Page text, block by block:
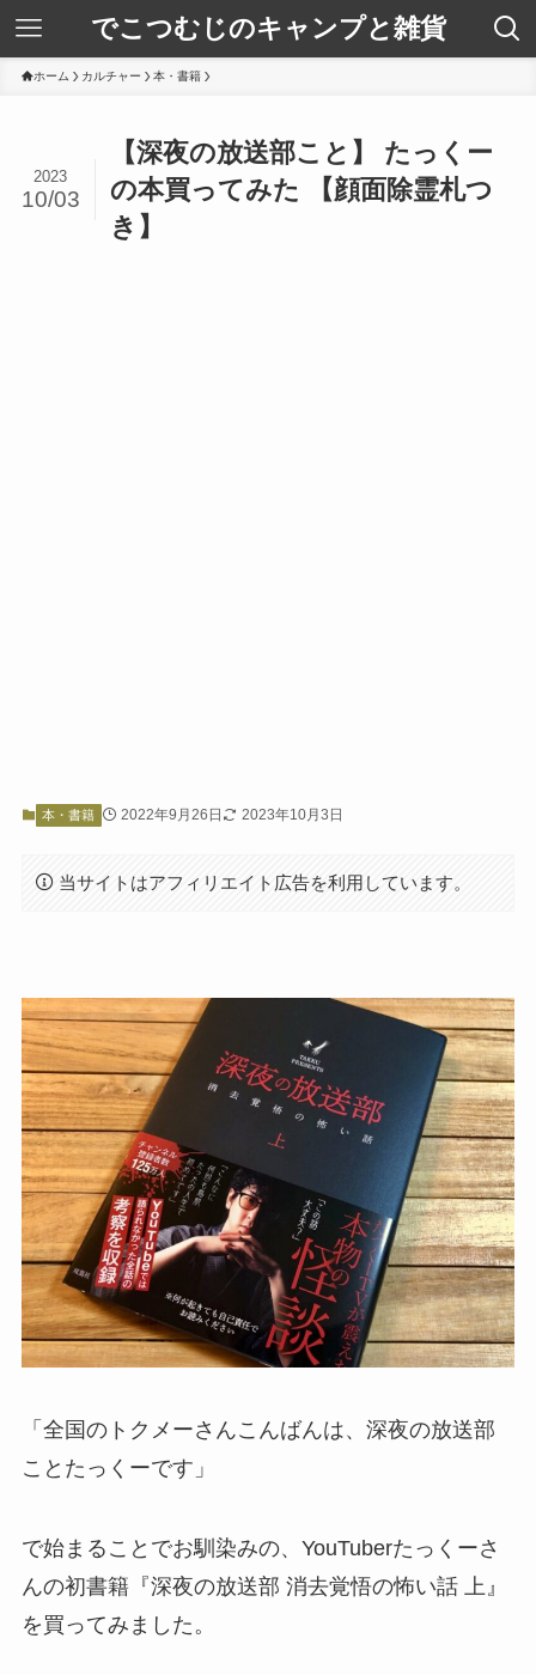
でこつむじのキャンプと雑貨
ホーム カルチャー 本・書籍
【深夜の放送部こと】 たっくー
の本買ってみた 【顔面除霊札つ
き】
2023
10/03
本・書籍 2022年9月26日 2023年10月3日
当サイトはアフィリエイト広告を利用しています。
「全国のトクメーさんこんばんは、深夜の放送部
ことたっくーです」
で始まることでお馴染みの、YouTuberたっくーさ
んの初書籍『深夜の放送部 消去覚悟の怖い話 上』
を買ってみました。